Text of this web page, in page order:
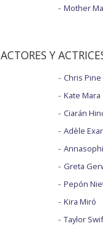
Mother
ACTORES Y
Chris Pine
Kate Mara
Ciarán
Adèle
Greta
Pepón
Kira Miró
Taylor